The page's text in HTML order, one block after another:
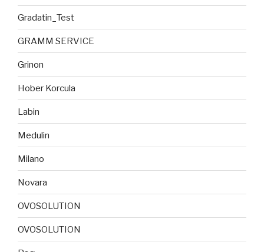
Gradatin_Test
GRAMM SERVICE
Grinon
Hober Korcula
Labin
Medulin
Milano
Novara
OVOSOLUTION
OVOSOLUTION